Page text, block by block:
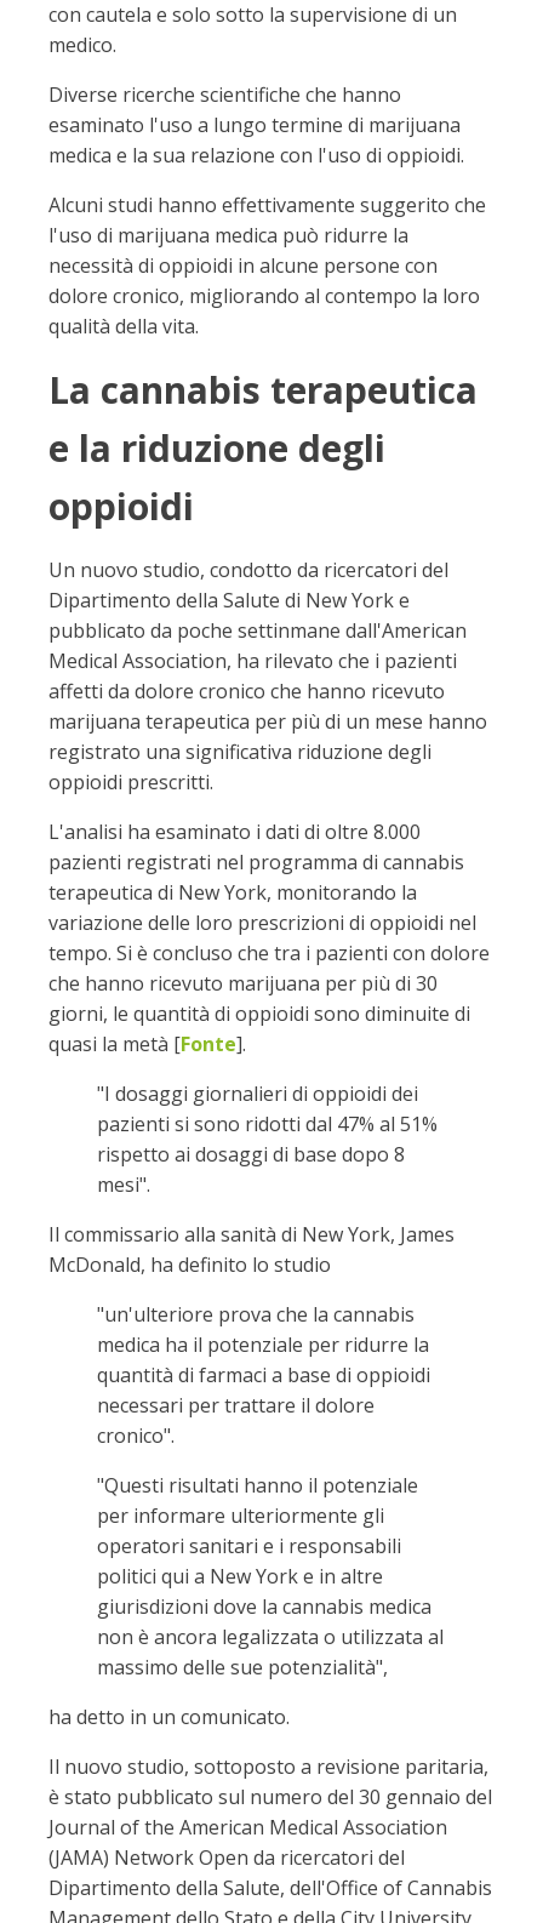
con cautela e solo sotto la supervisione di un
medico.
Diverse ricerche scientifiche che hanno
esaminato l'uso a lungo termine di marijuana
medica e la sua relazione con l'uso di oppioidi.
Alcuni studi hanno effettivamente suggerito che
l'uso di marijuana medica può ridurre la
necessità di oppioidi in alcune persone con
dolore cronico, migliorando al contempo la loro
qualità della vita.
La cannabis terapeutica
e la riduzione degli
oppioidi
Un nuovo studio, condotto da ricercatori del
Dipartimento della Salute di New York e
pubblicato da poche settinmane dall'American
Medical Association, ha rilevato che i pazienti
affetti da dolore cronico che hanno ricevuto
marijuana terapeutica per più di un mese hanno
registrato una significativa riduzione degli
oppioidi prescritti.
L'analisi ha esaminato i dati di oltre 8.000
pazienti registrati nel programma di cannabis
terapeutica di New York, monitorando la
variazione delle loro prescrizioni di oppioidi nel
tempo. Si è concluso che tra i pazienti con dolore
che hanno ricevuto marijuana per più di 30
giorni, le quantità di oppioidi sono diminuite di
quasi la metà [Fonte].
"I dosaggi giornalieri di oppioidi dei
pazienti si sono ridotti dal 47% al 51%
rispetto ai dosaggi di base dopo 8
mesi".
Il commissario alla sanità di New York, James
McDonald, ha definito lo studio
"un'ulteriore prova che la cannabis
medica ha il potenziale per ridurre la
quantità di farmaci a base di oppioidi
necessari per trattare il dolore
cronico".
"Questi risultati hanno il potenziale
per informare ulteriormente gli
operatori sanitari e i responsabili
politici qui a New York e in altre
giurisdizioni dove la cannabis medica
non è ancora legalizzata o utilizzata al
massimo delle sue potenzialità",
ha detto in un comunicato.
Il nuovo studio, sottoposto a revisione paritaria,
è stato pubblicato sul numero del 30 gennaio del
Journal of the American Medical Association
(JAMA) Network Open da ricercatori del
Dipartimento della Salute, dell'Office of Cannabis